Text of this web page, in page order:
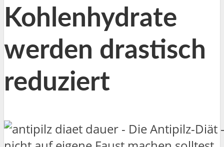
Kohlenhydrate
werden drastisch
reduziert